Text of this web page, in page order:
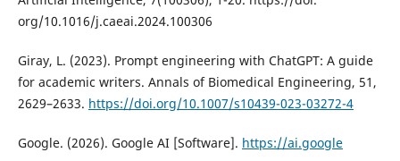
org/10.1016/j.caeai.2024.100306
Giray, L. (2023). Prompt engineering with ChatGPT: A guide
for academic writers. Annals of Biomedical Engineering, 51,
2629–2633. https://doi.org/10.1007/s10439-023-03272-4
Google. (2026). Google AI [Software]. https://ai.google